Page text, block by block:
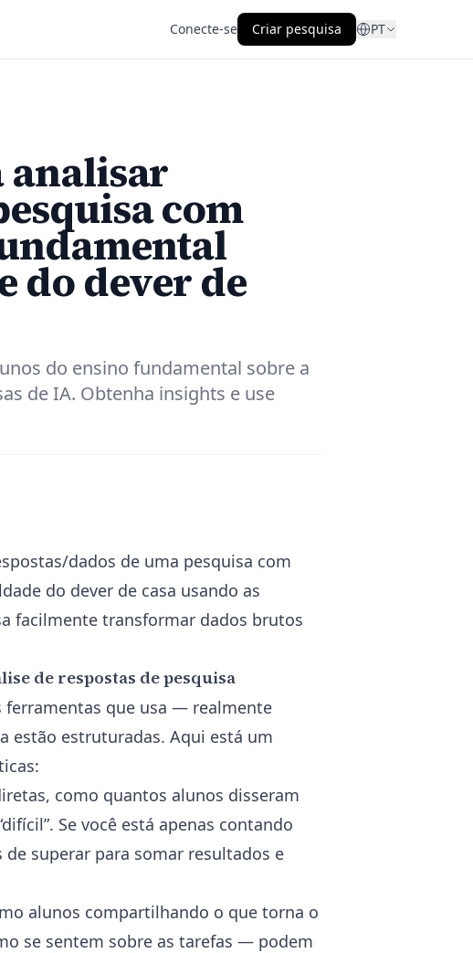
Conecte-se Criar pesquisa PT
analisar
com
do dever de
do ensino fundamental sobre a
de IA. Obtenha insights e use
dados de uma pesquisa com
do dever de casa usando as
facilmente transformar dados brutos
de respostas de pesquisa
ferramentas que usa — realmente
estão estruturadas. Aqui está um
como quantos alunos disseram
Se você está apenas contando
superar para somar resultados e
alunos compartilhando o que torna o
se sentem sobre as tarefas — podem